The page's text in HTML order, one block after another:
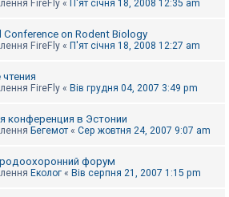
FireFly « П'ят січня 18, 2008 12:35 am
Conference on Rodent Biology
FireFly « П'ят січня 18, 2008 12:27 am
FireFly « Вів грудня 04, 2007 3:49 pm
конференция в Эстонии
Бегемот « Сер жовтня 24, 2007 9:07 am
форум
Еколог « Вів серпня 21, 2007 1:15 pm